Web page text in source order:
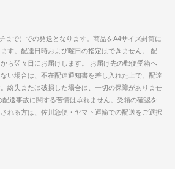
まで）での発送となります。商品をA4サイズ封筒に
す。配達日時および曜日の指定はできません。 配
ら翌々日にお届けします。 お届け先の郵便受箱へ
い場合は、不在配達通知書を差し入れた上で、配達
紛失または破損した場合は、一切の保障がありませ
送事故に関する苦情は承れません。受領の確認を
れる方は、佐川急便・ヤマト運輸での配送をご選択